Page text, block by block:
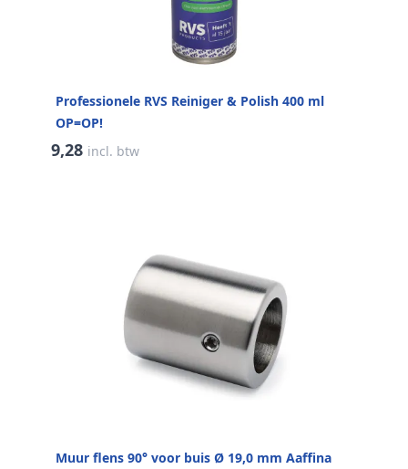
Professionele RVS Reiniger & Polish 400 ml
OP=OP!
9,28 incl. btw
Muur flens 90° voor buis Ø 19,0 mm Aaffina